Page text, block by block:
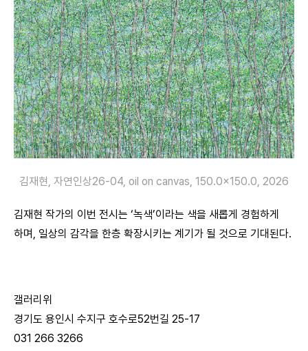
김재현, 자연인상26-04, oil on canvas, 150.0×150.0, 2026
김재현 작가의 이번 전시는 ‘녹색’이라는 색을 새롭게 경험하게
하며, 일상의 감각을 한층 확장시키는 계기가 될 것으로 기대된다.
갤러리위
경기도 용인시 수지구 호수로52번길 25-17
031 266 3266